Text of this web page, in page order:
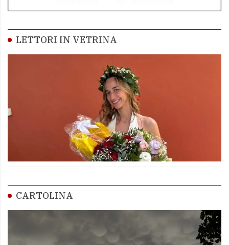
LETTORI IN VETRINA
CARTOLINA